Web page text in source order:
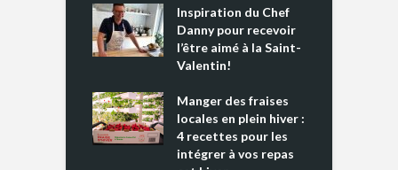
Inspiration du Chef
Danny pour recevoir
l’être aimé à la Saint-
Valentin!
Manger des fraises
locales en plein hiver :
4 recettes pour les
intégrer à vos repas